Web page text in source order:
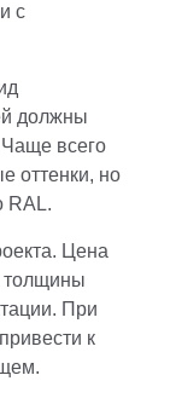
с
должны
всего
оттенки, но
RAL.
Цена
толщины
При
к